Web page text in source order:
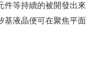
件等持續的被開發出
液晶便可在聚焦平